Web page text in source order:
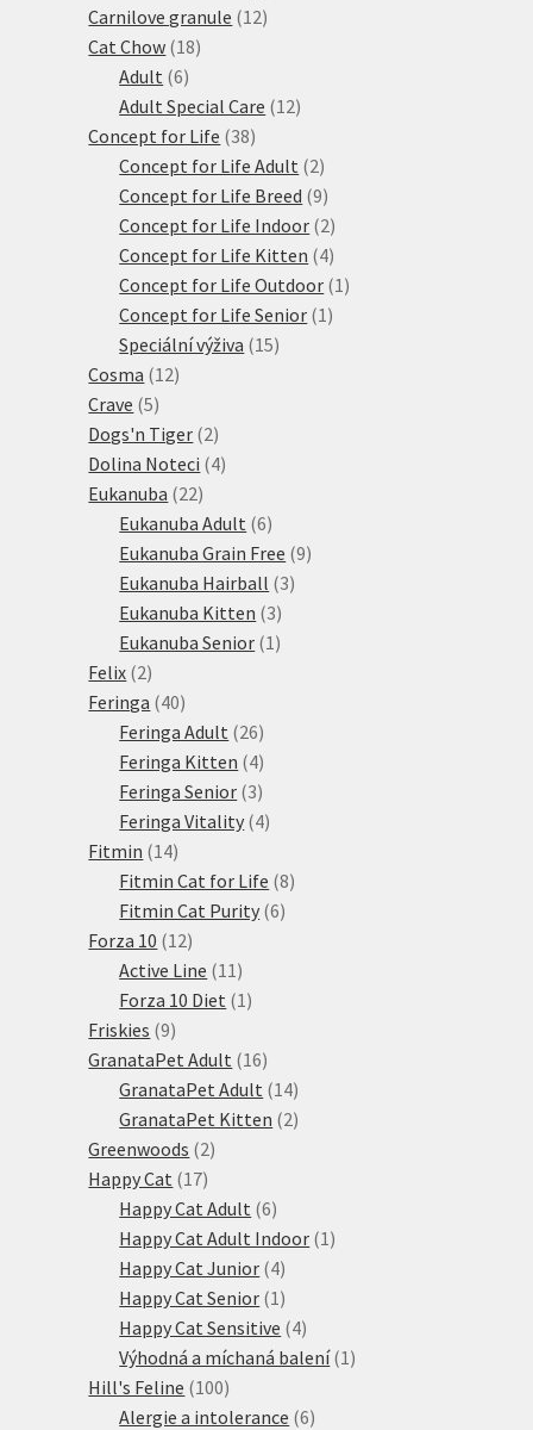
produkty
Carnilove granule 1212
Cat Chow 1818
Adult 66
produktů
Adult Special Care 1212
Concept for Life 3838
produktů
Concept for Life Adult 22
produkty
Concept for Life Breed 99
produktů
Concept for Life Indoor 22
produkty
Concept for Life Kitten 44
produkty
Concept for Life Outdoor 1 1
Concept for Life Senior 1 1
Speciální výživa 1515
Cosma 1212
Crave 55
produktů
Dogs'n Tiger 22
produkty
Dolina Noteci 44
Eukanuba 2222
produktů
Eukanuba Adult 66
produktů
Eukanuba Grain Free 99
Eukanuba Hairball 33
Eukanuba Kitten 33
produkty
Eukanuba Senior 1 1
Felix 22
produkty
Feringa 4040
produktů
Feringa Adult 2626
produktů
Feringa Kitten 44
produkty
Feringa Senior 33
produkty
Feringa Vitality 44
Fitmin 1414
produktů
Fitmin Cat for Life 88
Fitmin Cat Purity 66
Forza 10 1212
produktů
Active Line 11 11
produktů
Forza 10 Diet 1 1
Friskies 99
produktů
GranataPet Adult 1616
produktů
GranataPet Adult 1414
produktů
GranataPet Kitten 22
Greenwoods 22
Happy Cat 1717
produktů
Happy Cat Adult 66
produktů
Happy Cat Adult Indoor 1 1
Happy Cat Junior 44
produkty
Happy Cat Senior 1 1
produkt
Happy Cat Sensitive 44
produkty
Výhodná a míchaná balení 1 1
Hill's Feline 100100
produktů
Alergie a intolerance 66